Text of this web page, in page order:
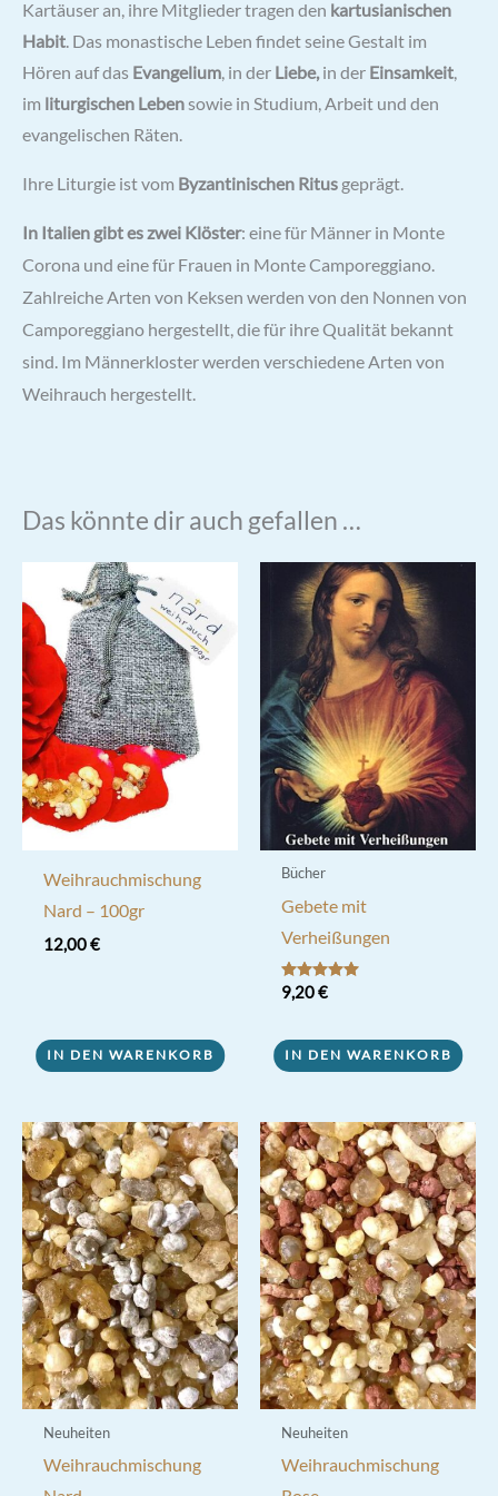
Kartäuser an, ihre Mitglieder tragen den kartusianischen
Habit. Das monastische Leben findet seine Gestalt im
Hören auf das Evangelium, in der Liebe,in der Einsamkeit,
im liturgischen Lebensowie in Studium, Arbeit und den
evangelischen Räten.
Ihre Liturgie ist vom Byzantinischen Ritus geprägt.
In Italien gibt es zwei Klöster: eine für Männer in Monte
Corona und eine für Frauen in Monte Camporeggiano.
Zahlreiche Arten von Keksen werden von den Nonnen von
Camporeggiano hergestellt, die für ihre Qualität bekannt
sind. Im Männerkloster werden verschiedene Arten von
Weihrauch hergestellt.
Das könnte dir auch gefallen …
Weihrauchmischung
Nard – 100gr
12,00€
IN DEN WARENKORB
Bücher
Gebete mit
Verheißungen
Bewertet mit
5.00
9,20€
IN DEN WARENKORB
Neuheiten
Weihrauchmischung
Neuheiten
Weihrauchmischung